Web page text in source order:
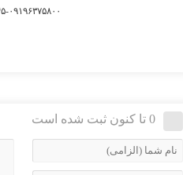
۰۹۱۹۶۳۷۵۸۰۰-۰۲۱۵۵۹۶۹۲۴۵
0 تا کنون ثبت شده است